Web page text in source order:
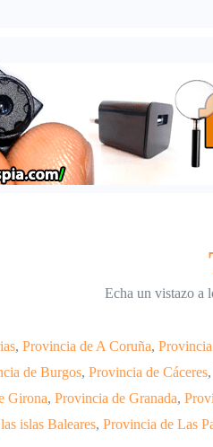
Echa un vistazo a
, Provincia de A Coruña,
de Burgos, Provincia de Cáceres,
Girona, Provincia de Granada,
islas Baleares, Provincia de Las